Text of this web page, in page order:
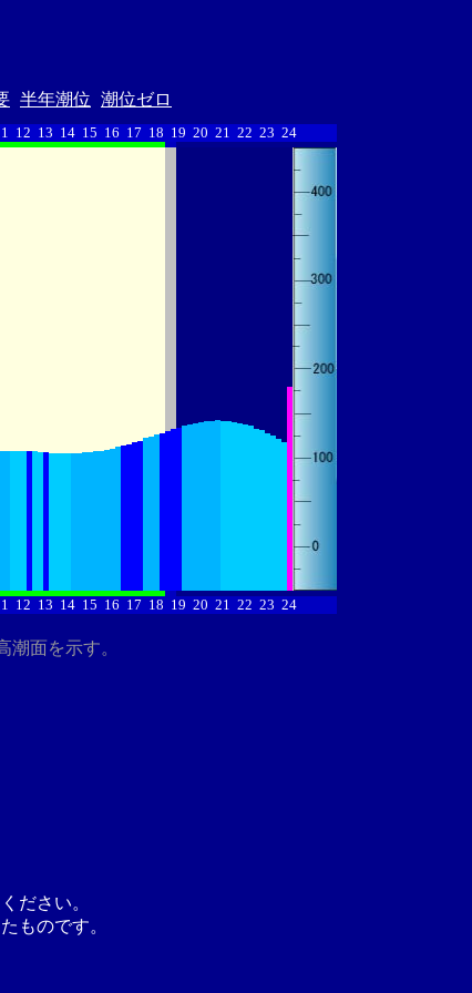
半年潮位 潮位ゼロ
12 13 14 15 16 17 18 19 20 21 22 23 24
12 13 14 15 16 17 18 19 20 21 22 23 24
面を示す。
ださい。
ものです。